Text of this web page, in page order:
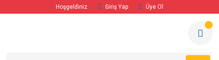
Hoşgeldiniz Giriş Yap Üye Ol